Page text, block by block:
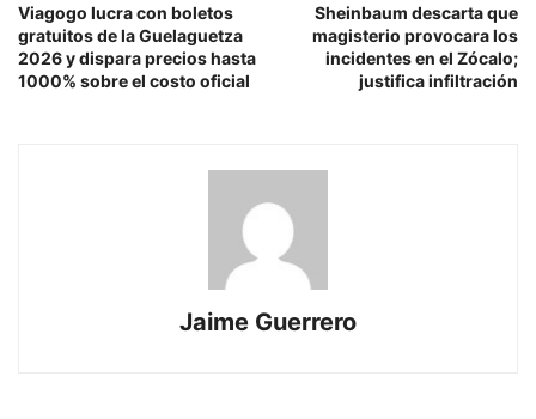
Viagogo lucra con boletos
gratuitos de la Guelaguetza
2026 y dispara precios hasta
1000% sobre el costo oficial
Sheinbaum descarta que
magisterio provocara los
incidentes en el Zócalo;
justifica infiltración
Jaime Guerrero